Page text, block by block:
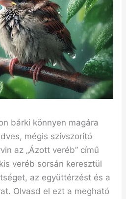
bárki könnyen magára
mégis szívszorító
az „Ázott veréb” című
veréb sorsán keresztül
az együttérzést és a
Olvasd el ezt a megható